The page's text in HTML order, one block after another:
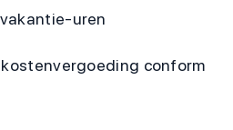
uren
conform